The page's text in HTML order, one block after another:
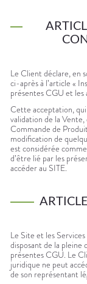
Le Client déclare, en
ci-après à l’article «
présentes CGU et
Cette acceptation, qui
validation de la Vente,
Commande de
modification de
est considérée
d’être lié par les
accéder au SITE.
Le Site et les
disposant de la pleine
présentes CGU. Le
juridique ne peut
de son représentant